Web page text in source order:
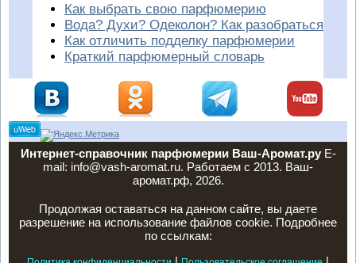
Как выбрать свою парфюмерию
Вода? Духи? Одеколон? Как разобраться
Как отличить подделку парфюмерии
Краткий парфюмерный словарь
Интернет-справочник парфюмерии Ваш-Аромат.руE-
mail: info@vash-aromat.ru. Работаем с 2013. Ваш-
аромат.рф, 2026.
Продолжая оставаться на данном сайте, вы даете
разрешение на использование файлов cookie. Подробнее
по ссылкам: